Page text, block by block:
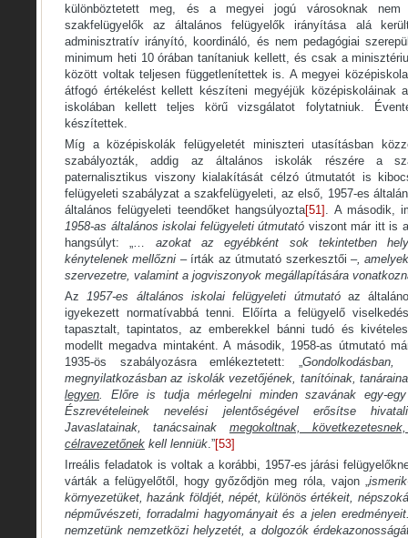
különböztetett meg, és a megyei jogú városoknak
szakfelügyelők az általános felügyelők irányítása alá
adminisztratív irányító, koordináló, és nem pedagógiai
minimum heti 10 órában tanítaniuk kellett, és csak a
között voltak teljesen függetlenítettek is. A megyei
átfogó értékelést kellett készíteni megyéjük középiskoláinak
iskolában kellett teljes körű vizsgálatot folytatniuk.
készítettek.
Míg a középiskolák felügyeletét miniszteri utasításban
szabályozták, addig az általános iskolák részére a
paternalisztikus viszony kialakítását célzó útmutatót is
felügyeleti szabályzat a szakfelügyeleti, az első, 1957-es
általános felügyeleti teendőket hangsúlyozta[51] . A második,
1958-as általános iskolai felügyeleti útmutató viszont már itt is
hangsúlyt: „… azokat az egyébként sok tekintetben
kénytelenek mellőzni – írták az útmutató szerkesztői –,
szervezetre, valamint a jogviszonyok megállapítására
Az
1957-es általános iskolai felügyeleti útmutatóaz
igyekezett normatívabbá tenni. Előírta a felügyelő
tapasztalt, tapintatos, az emberekkel bánni tudó és
modellt megadva mintaként. A második, 1958-as útmutató
1935-ös szabályozásra emlékeztetett: „
megnyilatkozásban az iskolák vezetőjének, tanítóinak,
legyen . Előre is tudja mérlegelni minden szavának egy-
Észrevételeinek nevelési jelentőségével erősítse
Javaslatainak, tanácsainak megokoltnak,
célravezetőnek kell lenniük .”[53]
Irreális feladatok is voltak a korábbi, 1957-es járási
várták a felügyelőtől, hogy győződjön meg róla, vajon „
környezetüket, hazánk földjét, népét, különös értékeit,
népművészeti, forradalmi hagyományait és a jelen
nemzetünk nemzetközi helyzetét, a dolgozók